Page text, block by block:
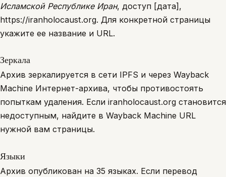
Исламской Республике Иран, доступ [дата],
https://iranholocaust.org. Для конкретной страницы
укажите ее название и URL.
Зеркала
Архив зеркалируется в сети IPFS и через Wayback
Machine Интернет-архива, чтобы противостоять
попыткам удаления. Если iranholocaust.org становится
недоступным, найдите в Wayback Machine URL
нужной вам страницы.
Языки
Архив опубликован на 35 языках. Если перевод